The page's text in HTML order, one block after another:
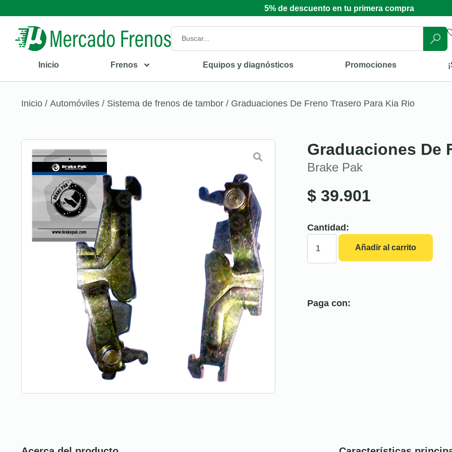
5% de descuento en tu primera compra
Inicio Frenos Equipos y diagnósticos Promociones
Inicio / Automóviles / Sistema de frenos de tambor / Graduaciones De Freno Trasero Para Kia Rio
Graduaciones De
Brake Pak
$ 39.901
Cantidad:
Añadir al carrito
Paga con: